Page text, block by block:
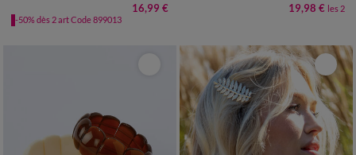
16,99 €
-50% dès 2 art Code 899013
19,98 € les 2